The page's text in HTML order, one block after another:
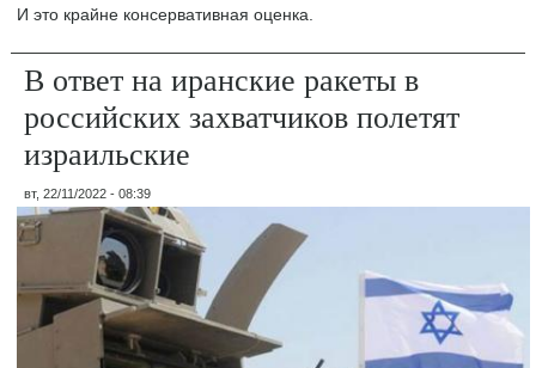
И это крайне консервативная оценка.
В ответ на иранские ракеты в
российских захватчиков полетят
израильские
вт, 22/11/2022 - 08:39